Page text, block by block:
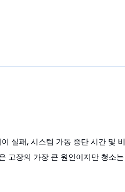
실패, 시스템 가동 중단 시간 및 비
고장의 가장 큰 원인이지만 청소는